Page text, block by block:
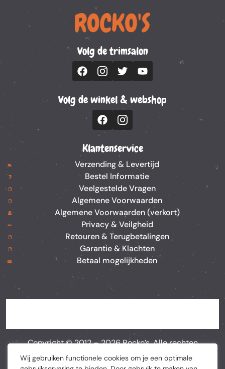
Wij gebruiken functionele cookies om je een optimale
Volg de trimsalon
Volg de winkel & webshop
Klantenservice
Verzending & Levertijd
Bestel Informatie
Veelgestelde Vragen
Algemene Voorwaarden
Algemene Voorwaarden (verkort)
Privacy & Veilgheid
Retouren & Terugbetalingen
Garantie & Klachten
Betaal mogelijkheden
Copyright © 2012 –2026Rocko’s. Alle rechten
voorbehouden. Webshop doorBEWISE Solutions